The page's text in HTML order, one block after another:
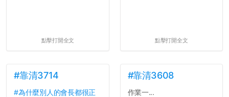
點擊打開全文 點擊打開全文
#靠清3714
#為什麼別人的會長都很正
#靠清3608
作業一...